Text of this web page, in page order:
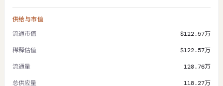
供给与市值
流通市值
$122.57万
稀释估值 $122.57万
流通量 120.76万
总供应量 118.27万